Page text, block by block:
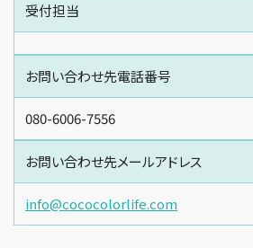
受付担当
お問い合わせ先電話番号
080-6006-7556
お問い合わせ先メールアドレス
info@cococolorlife.com